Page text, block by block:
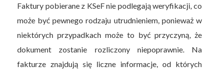
Faktury pobierane z KSeF nie podlegają weryfikacji, co
może być pewnego rodzaju utrudnieniem, ponieważ w
niektórych przypadkach może to być przyczyną, że
dokument zostanie rozliczony niepoprawnie. Na
fakturze znajdują się liczne informacje, od których